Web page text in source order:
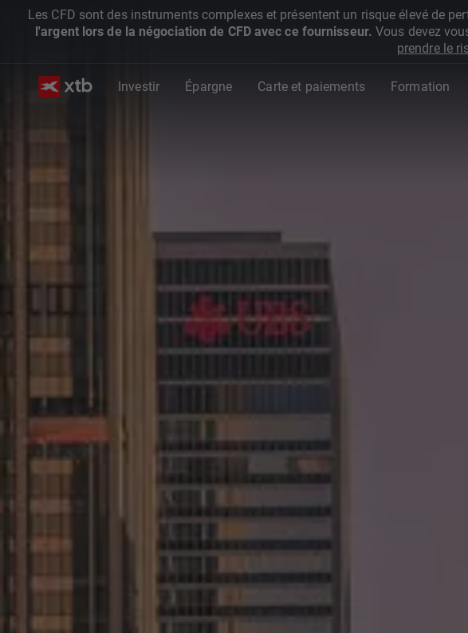
Les CFD sont des instruments complexes et présentent un risque élevé de
l'argent lors de la négociation de CFD avec ce fournisseur. Vous devez
prendre le
Investir Épargne Carte et paiements Formation